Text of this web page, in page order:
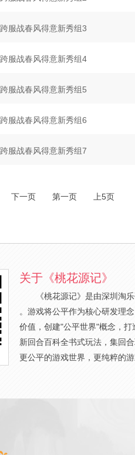
跨服战春风得意新秀组3
跨服战春风得意新秀组4
跨服战春风得意新秀组5
跨服战春风得意新秀组6
跨服战春风得意新秀组7
下一页 第一页 上5页
关于《桃花源记》
《桃花源记》是由深圳淘
。游戏将公平作为核心研发理
价值，创建"公平世界"概念，打
新回合百科全书式玩法，集回
更公平的游戏世界，更纯粹的游